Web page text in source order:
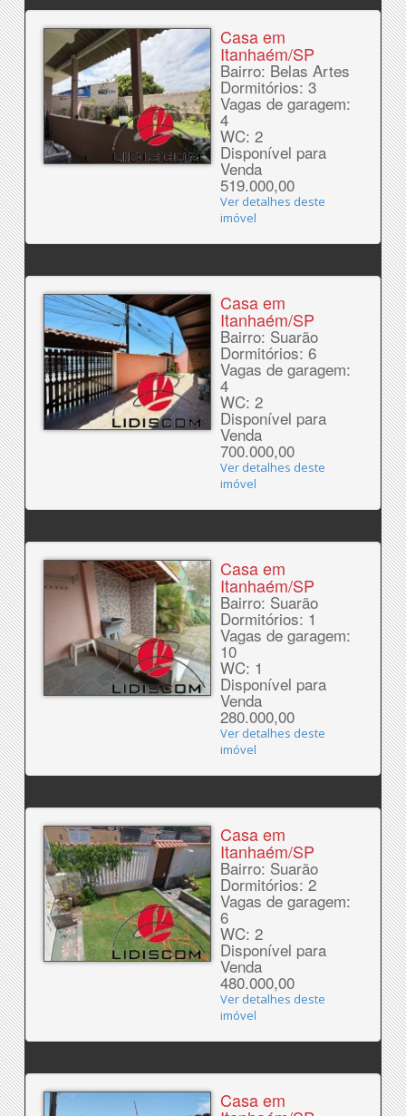
Casa em
Itanhaém/SP
Bairro: Belas Artes
Dormitórios: 3
Vagas de garagem:
4
WC: 2
Disponível para
Venda
519.000,00
Ver detalhes deste
imóvel
Casa em
Itanhaém/SP
Bairro: Suarão
Dormitórios: 6
Vagas de garagem:
4
WC: 2
Disponível para
Venda
700.000,00
Ver detalhes deste
imóvel
Casa em
Itanhaém/SP
Bairro: Suarão
Dormitórios: 1
Vagas de garagem:
10
WC: 1
Disponível para
Venda
280.000,00
Ver detalhes deste
imóvel
Casa em
Itanhaém/SP
Bairro: Suarão
Dormitórios: 2
Vagas de garagem:
6
WC: 2
Disponível para
Venda
480.000,00
Ver detalhes deste
imóvel
Casa em